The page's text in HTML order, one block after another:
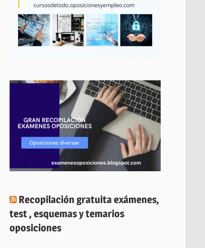
Recopilación gratuita exámenes,
test , esquemas y temarios
oposiciones